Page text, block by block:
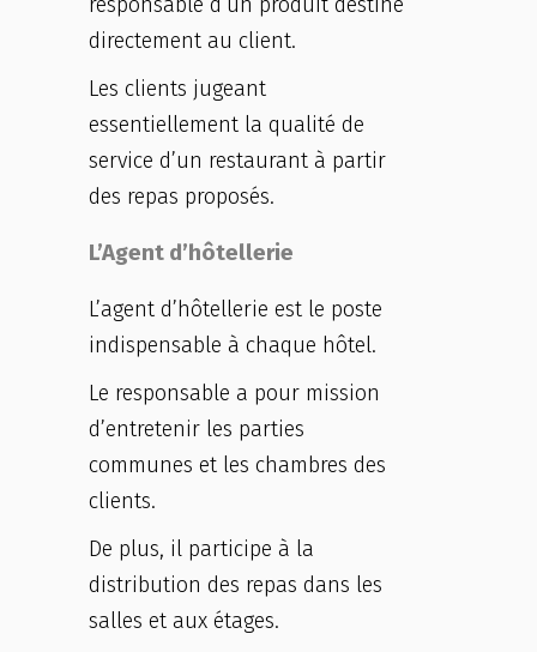
responsable d’un produit destiné
directement au client.
Les clients jugeant
essentiellement la qualité de
service d’un restaurant à partir
des repas proposés.
L’Agent d’hôtellerie
L’agent d’hôtellerie est le poste
indispensable à chaque hôtel.
Le responsable a pour mission
d’entretenir les parties
communes et les chambres des
clients.
De plus, il participe à la
distribution des repas dans les
salles et aux étages.